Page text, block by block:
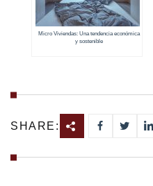
Micro Viviendas: Una tendencia económica
y sostenible
SHARE: